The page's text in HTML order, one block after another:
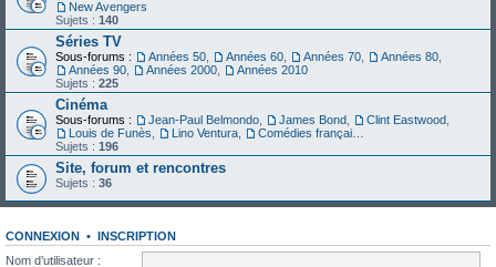
New Avengers
Sujets : 140
Séries TV
Sous-forums : Années 50 Années 60 Années 70 Années 80
Années 90
Années 2000
Années 2010
Sujets : 225
Cinéma
Sous-forums : Jean-Paul Belmondo James Bond Clint Eastwood
Louis de Funès
Lino Ventura
Sujets : 196
Site, forum et rencontres
Sujets : 36
CONNEXION • INSCRIPTION
Nom d’utilisateur :